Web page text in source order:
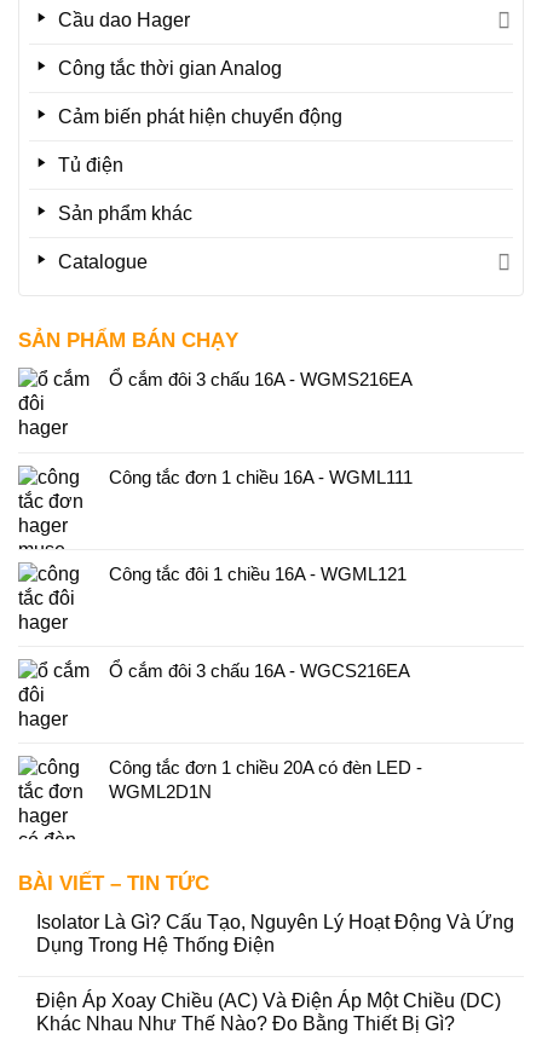
Cầu dao Hager
Công tắc thời gian Analog
Cảm biến phát hiện chuyển động
Tủ điện
Sản phẩm khác
Catalogue
SẢN PHẨM BÁN CHẠY
Ổ cắm đôi 3 chấu 16A - WGMS216EA
Công tắc đơn 1 chiều 16A - WGML111
Công tắc đôi 1 chiều 16A - WGML121
Ổ cắm đôi 3 chấu 16A - WGCS216EA
Công tắc đơn 1 chiều 20A có đèn LED -
WGML2D1N
BÀI VIẾT – TIN TỨC
Isolator Là Gì? Cấu Tạo, Nguyên Lý Hoạt Động Và Ứng
Dụng Trong Hệ Thống Điện
Điện Áp Xoay Chiều (AC) Và Điện Áp Một Chiều (DC)
Khác Nhau Như Thế Nào? Đo Bằng Thiết Bị Gì?